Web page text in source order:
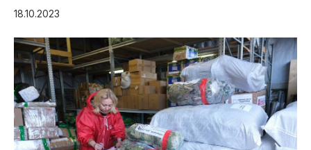
Благоустройство
18.10.2023